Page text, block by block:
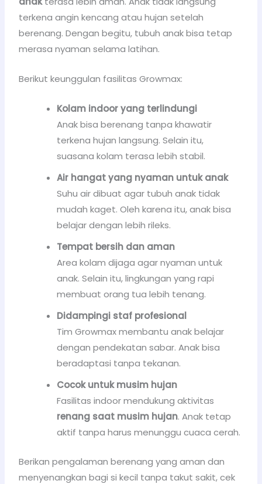
terkena angin kencang atau hujan setelah
berenang. Dengan begitu, tubuh anak bisa tetap
merasa nyaman selama latihan.
Berikut keunggulan fasilitas Growmax:
Kolam indoor yang terlindungi
Anak bisa berenang tanpa khawatir
terkena hujan langsung. Selain itu,
suasana kolam terasa lebih stabil.
Air hangat yang nyaman untuk anak
Suhu air dibuat agar tubuh anak tidak
mudah kaget. Oleh karena itu, anak bisa
belajar dengan lebih rileks.
Tempat bersih dan aman
Area kolam dijaga agar nyaman untuk
anak. Selain itu, lingkungan yang rapi
membuat orang tua lebih tenang.
Didampingi staf profesional
Tim Growmax membantu anak belajar
dengan pendekatan sabar. Anak bisa
beradaptasi tanpa tekanan.
Cocok untuk musim hujan
Fasilitas indoor mendukung aktivitas
renang saat musim hujan. Anak tetap
aktif tanpa harus menunggu cuaca cerah.
Berikan pengalaman berenang yang aman dan
menyenangkan bagi si kecil tanpa takut sakit, cek